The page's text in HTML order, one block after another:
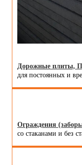
Дорожные плиты,
для постоянных и
Ограждения
со стаканами и без